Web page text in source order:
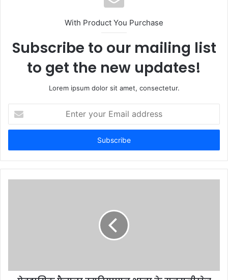
i
e
With Product You Purchase
Subscribe to our mailing list
to get the new updates!
Lorem ipsum dolor sit amet, consectetur.
t
r
y